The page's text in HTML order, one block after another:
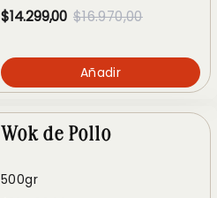
$14.299,00 $16.970,00
Añadir
Wok de Pollo
500gr